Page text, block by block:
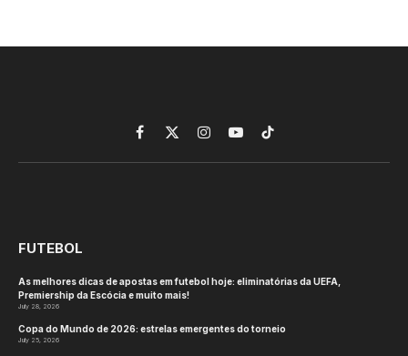
Facebook
X
(Twitter)
InstagramYouTubeTikTok
FUTEBOL
As melhores dicas de apostas em futebol hoje: eliminatórias da UEFA,
Premiership da Escócia e muito mais!
July 28, 2026
Copa do Mundo de 2026: estrelas emergentes do torneio
July 25, 2026